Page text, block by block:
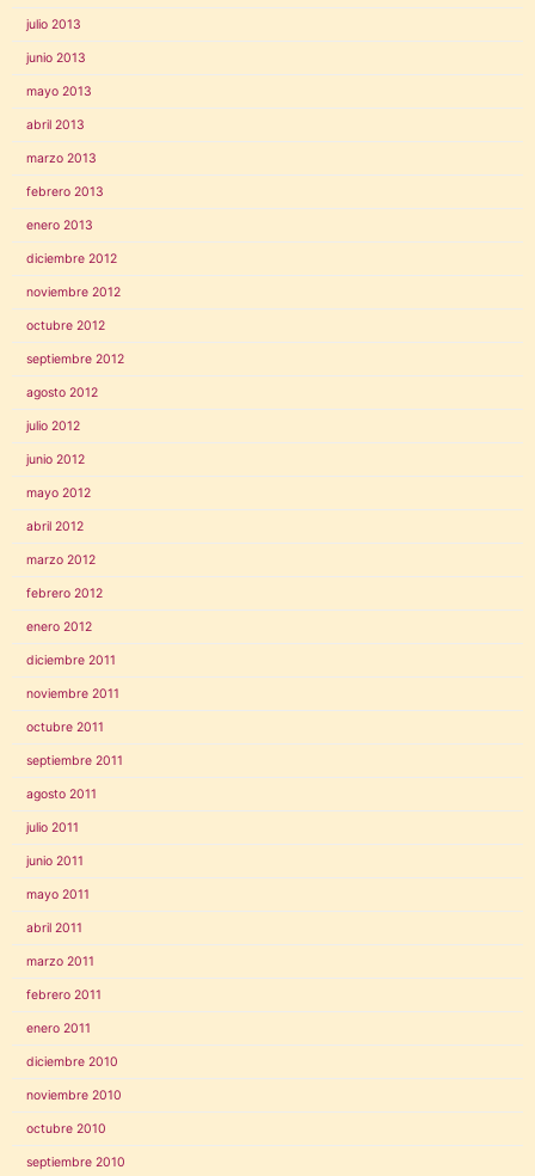
julio 2013
junio 2013
mayo 2013
abril 2013
marzo 2013
febrero 2013
enero 2013
diciembre 2012
noviembre 2012
octubre 2012
septiembre 2012
agosto 2012
julio 2012
junio 2012
mayo 2012
abril 2012
marzo 2012
febrero 2012
enero 2012
diciembre 2011
noviembre 2011
octubre 2011
septiembre 2011
agosto 2011
julio 2011
junio 2011
mayo 2011
abril 2011
marzo 2011
febrero 2011
enero 2011
diciembre 2010
noviembre 2010
octubre 2010
septiembre 2010